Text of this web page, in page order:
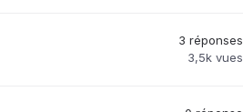
3 réponses
3,5k vues